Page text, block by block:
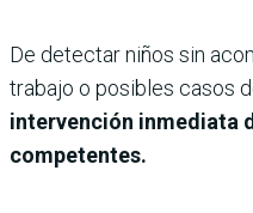
De detectar niños sin
trabajo o posibles casos
intervención inmediata
competentes.